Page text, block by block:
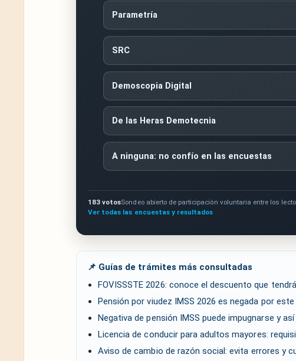
Parametría
SRC
Demoscopia Digital
De las Heras Demotecnia
A ninguna: no confío en las encuestas
183 votosSondeo abierto de participación voluntaria entre los
Ver todas las encuestas y resultados
📌 Guías de trámites más consultadas
FOVISSSTE 2026: conoce el descuento que
Pensión por viudez IMSS 2026 es negada por
Negativa de pensión IMSS puede impugnarse y
Licencia de conducir para adultos mayores:
Aviso de cambio de razón social: evita errores y